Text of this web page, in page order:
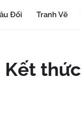
Đối Tranh Vẽ
Kết thức